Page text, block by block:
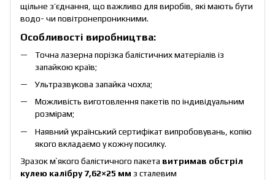
щільне з’єднання, що важливо для виробів, які мають бути
водо- чи повітронепроникними.
Особливості виробництва:
Точна лазерна порізка балістичних матеріалів із
запайкою країв;
Ультразвукова запайка чохла;
Можливість виготовлення пакетів по індивідуальним
розмірам;
Наявний український сертифікат випробовувань, копію
якого вкладаємо у кожну посилку.
Зразок мʼякого балістичного пакета витримав обстріл
кулею калібру 7,62×25 мм з сталевим